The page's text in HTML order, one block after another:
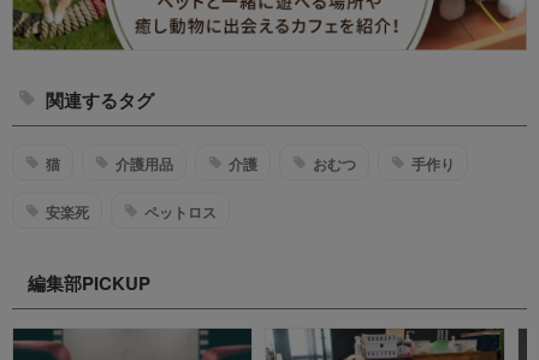
関連するタグ
猫 介護用品 介護 おむつ 手作り
安楽死 ペットロス
編集部PICKUP